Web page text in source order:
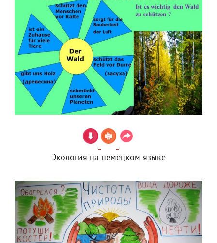
Экология на немецком языке